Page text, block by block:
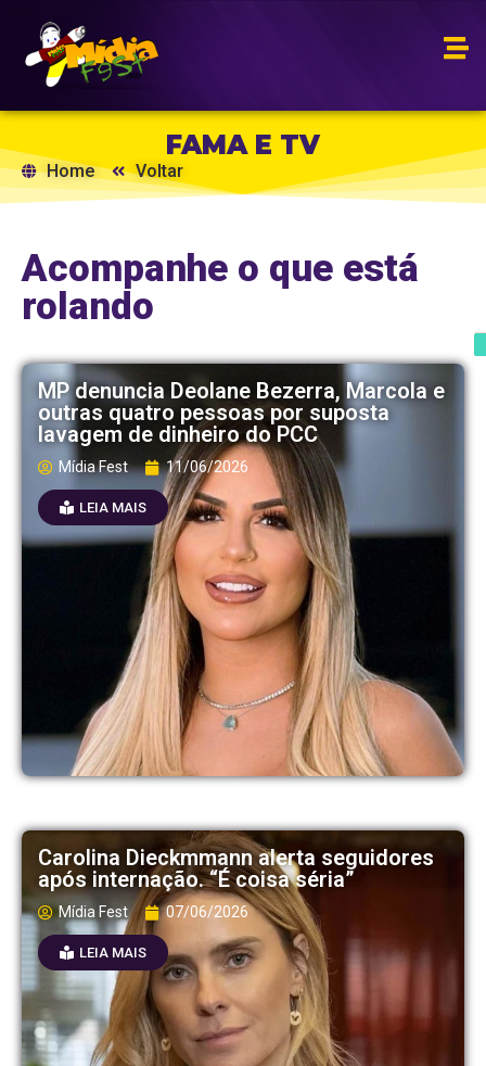
FAMA E TV
Home Voltar
Acompanhe o que está
rolando
MP denuncia Deolane Bezerra, Marcola e
outras quatro pessoas por suposta
lavagem de dinheiro do PCC
Mídia Fest 11/06/2026
LEIA MAIS
Carolina Dieckmmann alerta seguidores
após internação. “É coisa séria”
Mídia Fest 07/06/2026
LEIA MAIS